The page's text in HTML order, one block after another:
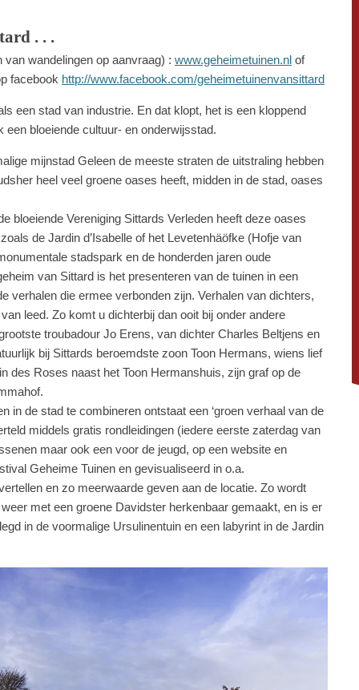
. . .
wandelingen op aanvraag) : www.geheimetuinen.nl of
facebook http://www.facebook.com/geheimetuinenvansittard
een stad van industrie. En dat klopt, het is een kloppend
bloeiende cultuur- en onderwijsstad.
mijnstad Geleen de meeste straten de uitstraling hebben
heel veel groene oases heeft, midden in de stad, oases
bloeiende Vereniging Sittards Verleden heeft deze oases
de Jardin d’Isabelle of het Levetenhäöfke (Hofje van
stadspark en de honderden jaren oude
van Sittard is het presenteren van de tuinen in een
verhalen die ermee verbonden zijn. Verhalen van dichters,
leed. Zo komt u dichterbij dan ooit bij onder andere
troubadour Jo Erens, van dichter Charles Beltjens en
bij Sittards beroemdste zoon Toon Hermans, wiens lief
des Roses naast het Toon Hermanshuis, zijn graf op de
in de stad te combineren ontstaat een ‘groen verhaal van de
middels gratis rondleidingen (iedere eerste zaterdag van
maar ook een voor de jeugd, op een website en
Geheime Tuinen en gevisualiseerd in o.a.
en zo meerwaarde geven aan de locatie. Zo wordt
met een groene Davidster herkenbaar gemaakt, en is er
in de voormalige Ursulinentuin en een labyrint in de Jardin